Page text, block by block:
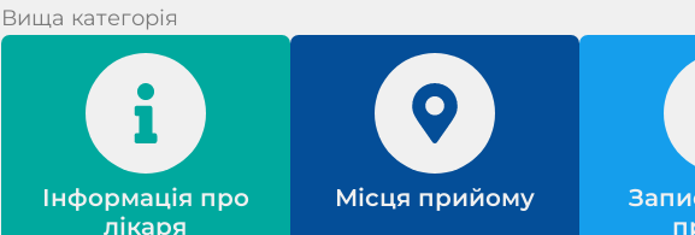
Вища категорія
Інформація про
лікаря
Місця прийому